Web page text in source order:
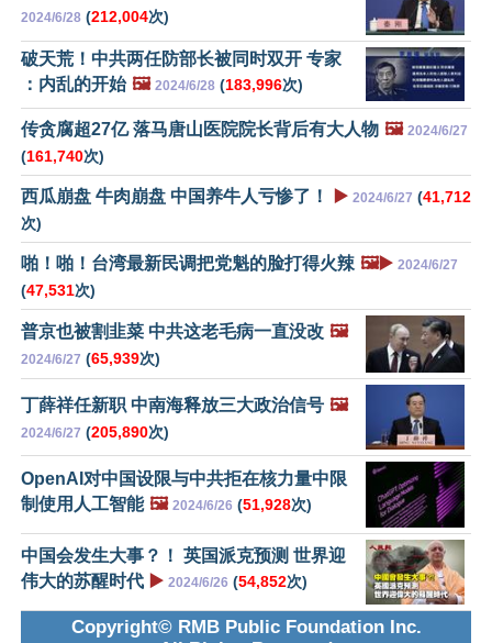
2024/6/28 (212,004次)
破天荒！中共两任防部长被同时双开 专家
：内乱的开始 🖼️ 2024/6/28 (183,996次)
传贪腐超27亿 落马唐山医院院长背后有大人物 🖼️ 2024/6/27
(161,740次)
西瓜崩盘 牛肉崩盘 中国养牛人亏惨了！ ▶️ 2024/6/27 (41,712
次)
啪！啪！台湾最新民调把党魁的脸打得火辣 🖼️▶️ 2024/6/27
(47,531次)
普京也被割韭菜 中共这老毛病一直没改 🖼️
2024/6/27 (65,939次)
丁薛祥任新职 中南海释放三大政治信号 🖼️
2024/6/27 (205,890次)
OpenAI对中国设限与中共拒在核力量中限
制使用人工智能 🖼️ 2024/6/26 (51,928次)
中国会发生大事？！ 英国派克预测 世界迎
伟大的苏醒时代 ▶️ 2024/6/26 (54,852次)
Copyright© RMB Public Foundation Inc.